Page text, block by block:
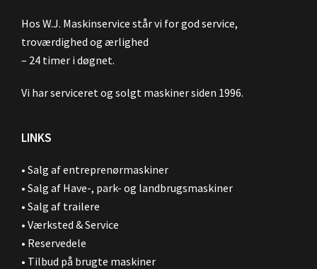
Hos W.J. Maskinservice står vi for god service,
troværdighed og ærlighed
– 24 timer i døgnet.
Vi har serviceret og solgt maskiner siden 1996.
LINKS
• Salg af entreprenørmaskiner
• Salg af Have-, park- og landbrugsmaskiner
• Salg af trailere
• Værksted & Service
• Reservedele
• Tilbud på brugte maskiner